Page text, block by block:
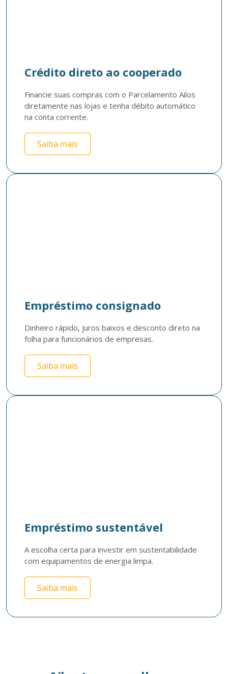
Crédito direto ao cooperado
Financie suas compras com o Parcelamento Ailos
diretamente nas lojas e tenha débito automático
na conta corrente.
Saiba mais
Empréstimo consignado
Dinheiro rápido, juros baixos e desconto direto na
folha para funcionários de empresas.
Saiba mais
Empréstimo sustentável
A escolha certa para investir em sustentabilidade
com equipamentos de energia limpa.
Saiba mais